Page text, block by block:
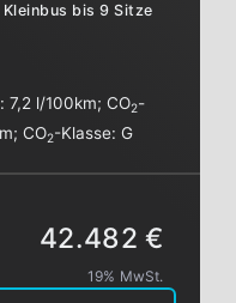
bis 9 Sitze
7,2 l/100km;CO2-
;CO2-Klasse:G
42.482 €
19% MwSt.